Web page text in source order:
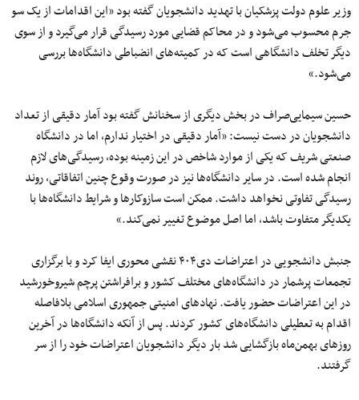
وزیر علوم دولت پزشکیان با تهدید دانشجویان گفته بود «این اقدامات از یک سو
جرم محسوب می‌شود و در محاکم قضایی مورد رسیدگی قرار می‌گیرد و از سوی
دیگر تخلف دانشگاهی است که در کمیته‌های انضباطی دانشگاه‌ها بررسی
می‌شود.»
حسین سیمایی‌صراف در بخش دیگری از سخنانش گفته بود آمار دقیقی از تعداد
دانشجویان در دست نیست:‌ «آمار دقیقی در اختیار ندارم، اما در دانشگاه
صنعتی شریف که یکی از موارد شاخص در این زمینه بوده، رسیدگی‌های لازم
انجام شده است. در سایر دانشگاه‌ها نیز در صورت وقوع چنین اتفاقاتی، روند
رسیدگی تفاوتی نخواهد داشت. ممکن است سازوکارها و شرایط دانشگاه‌ها با
یکدیگر متفاوت باشد، اما اصل موضوع تغییر نمی‌کند.»
جنبش دانشجویی در اعتراضات دی۴۰۴ نقشی محوری ایفا کرد و با برگزاری
تجمعات پرشمار در دانشگاه‌های مختلف کشور و برافراشتن پرچم شیروخورشید
در این اعتراضات حضور یافت. نهادهای امنیتی جمهوری اسلامی بلافاصله
اقدام به تعطیلی دانشگاه‌های کشور کردند. پس از آنکه دانشگاه‌ها در آخرین
روزهای بهمن‌ماه بازگشایی شد بار دیگر دانشجویان اعتراضات خود را از سر
گرفتند.